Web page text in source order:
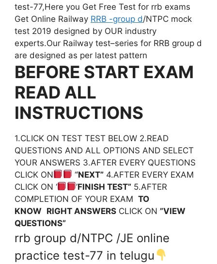
test-77,Here you Get Free Test for rrb exams
Get Online Railway RRB -group d/NTPC mock
test 2019 designed by OUR industry
experts.Our Railway test–series for RRB group d
are designed as per latest pattern
BEFORE START EXAM
READ ALL
INSTRUCTIONS
1.CLICK ON TEST TEST BELOW 2.READ
QUESTIONS AND ALL OPTIONS AND SELECT
YOUR ANSWERS 3.AFTER EVERY QUESTIONS
CLICK ON
‘‘NEXT”4.AFTER EVERY EXAM
CLICK ON ‘
’FINISH TEST”5.AFTER
COMPLETION OF YOUR EXAM TO
KNOW RIGHT ANSWERS CLICK ON ”VIEW
QUESTIONS”
rrb group d/NTPC /JE online
practice test-77 in telugu